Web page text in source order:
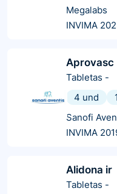
Megalabs
INVIMA
Aprovasc
Tabletas -
4 und
Sanofi
INVIMA
Alidona ir
Tabletas -